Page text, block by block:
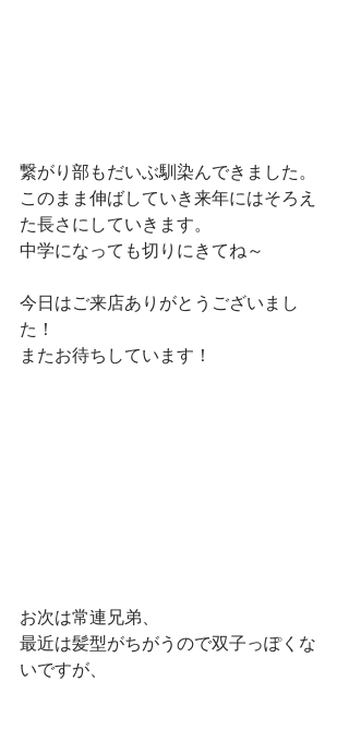
繋がり部もだいぶ馴染んできました。
このまま伸ばしていき来年にはそろえ
た長さにしていきます。
中学になっても切りにきてね～
今日はご来店ありがとうございまし
た！
またお待ちしています！
お次は常連兄弟、
最近は髪型がちがうので双子っぽくな
いですが、